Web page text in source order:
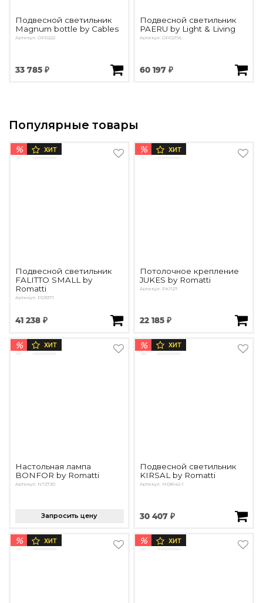
Подвесной светильник
Magnum bottle by Cables
Артикул: OPD222
33 785 ₽
Подвесной светильник
PAERU by Light & Living
Артикул: OPD2196
60 197 ₽
Популярные товары
% ХИТ
Подвесной светильник
FALITTO SMALL by
Romatti
Артикул: PD3371
41 238 ₽
% ХИТ
Потолочное крепление
JUKES by Romatti
Артикул: PK1127
22 185 ₽
% ХИТ
Настольная лампа
BONFOR by Romatti
Артикул: NT2720
Запросить цену
% ХИТ
Подвесной светильник
KIRSAL by Romatti
Артикул: MD8142-1
30 407 ₽
% ХИТ % ХИТ